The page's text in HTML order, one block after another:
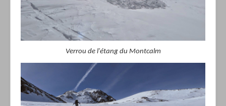
Verrou de l'étang du Montcalm